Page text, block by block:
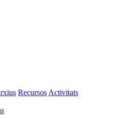
Recursos Activitats